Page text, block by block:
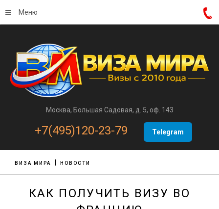
Москва, Большая Садовая, д. 5, оф. 143
+7(495)120-23-79 Telegram
Меню
ВИЗА МИРА НОВОСТИ
КАК ПОЛУЧИТЬ ВИЗУ ВО